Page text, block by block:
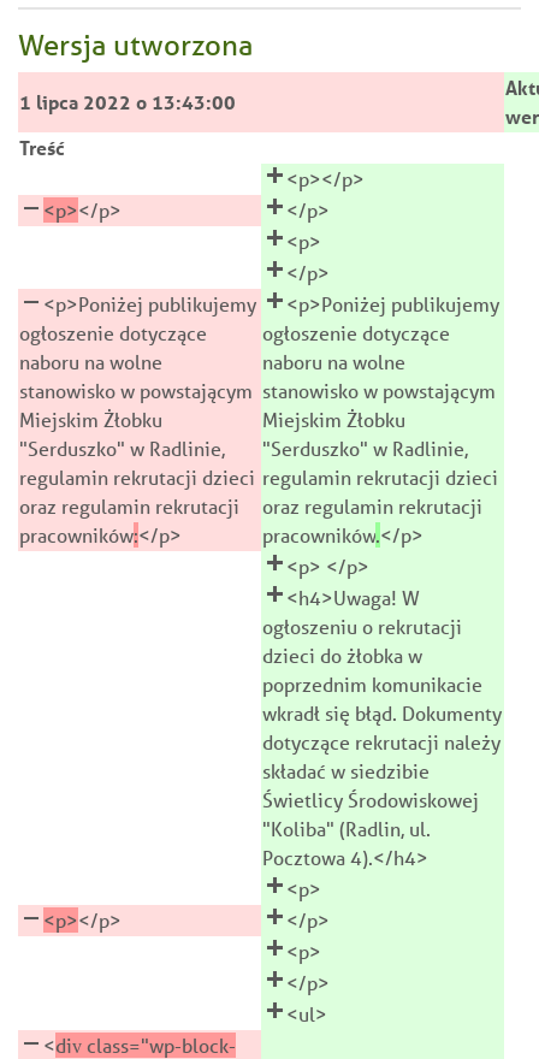
Wersja utworzona
1 lipca 2022 o 13:43:00
Treść
<p></p>
<p></p>
</p>
<p>
</p>
<p>Poniżej publikujemy
ogłoszenie dotyczące
naboru na wolne
stanowisko w powstającym
Miejskim Żłobku
"Serduszko" w Radlinie,
regulamin rekrutacji dzieci
oraz regulamin rekrutacji
pracowników:</p>
<p>Poniżej publikujemy
ogłoszenie dotyczące
naboru na wolne
stanowisko w powstającym
Miejskim Żłobku
"Serduszko" w Radlinie,
regulamin rekrutacji dzieci
oraz regulamin rekrutacji
pracowników.</p>
<p> </p>
<h4>Uwaga! W
ogłoszeniu o rekrutacji
dzieci do żłobka w
poprzednim komunikacie
wkradł się błąd. Dokumenty
dotyczące rekrutacji należy
składać w siedzibie
Świetlicy Środowiskowej
"Koliba" (Radlin, ul.
Pocztowa 4).</h4>
<p>
<p></p>
</p>
<p>
</p>
<ul>
<div class="wp-block-